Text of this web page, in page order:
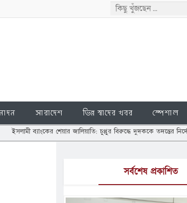
সারাদেশ ভিন্ন স্বাদের খবর স্পেশাল
শেয়ার জালিয়াতি: চুপ্পুর বিরুদ্ধে দুদককে তদন্তের নির্দেশ আদালতের|
সর্বশেষ প্রকাশিত